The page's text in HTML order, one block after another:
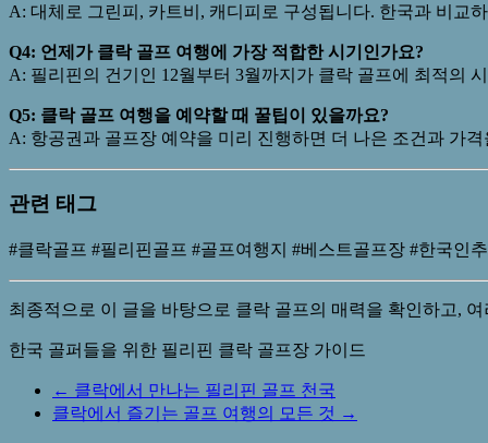
A: 대체로 그린피, 카트비, 캐디피로 구성됩니다. 한국과 비교
Q4: 언제가 클락 골프 여행에 가장 적합한 시기인가요?
A: 필리핀의 건기인 12월부터 3월까지가 클락 골프에 최적의
Q5: 클락 골프 여행을 예약할 때 꿀팁이 있을까요?
A: 항공권과 골프장 예약을 미리 진행하면 더 나은 조건과 가
관련 태그
#클락골프 #필리핀골프 #골프여행지 #베스트골프장 #한국인
최종적으로 이 글을 바탕으로 클락 골프의 매력을 확인하고,
한국 골퍼들을 위한 필리핀 클락 골프장 가이드
← 클락에서 만나는 필리핀 골프 천국
클락에서 즐기는 골프 여행의 모든 것 →